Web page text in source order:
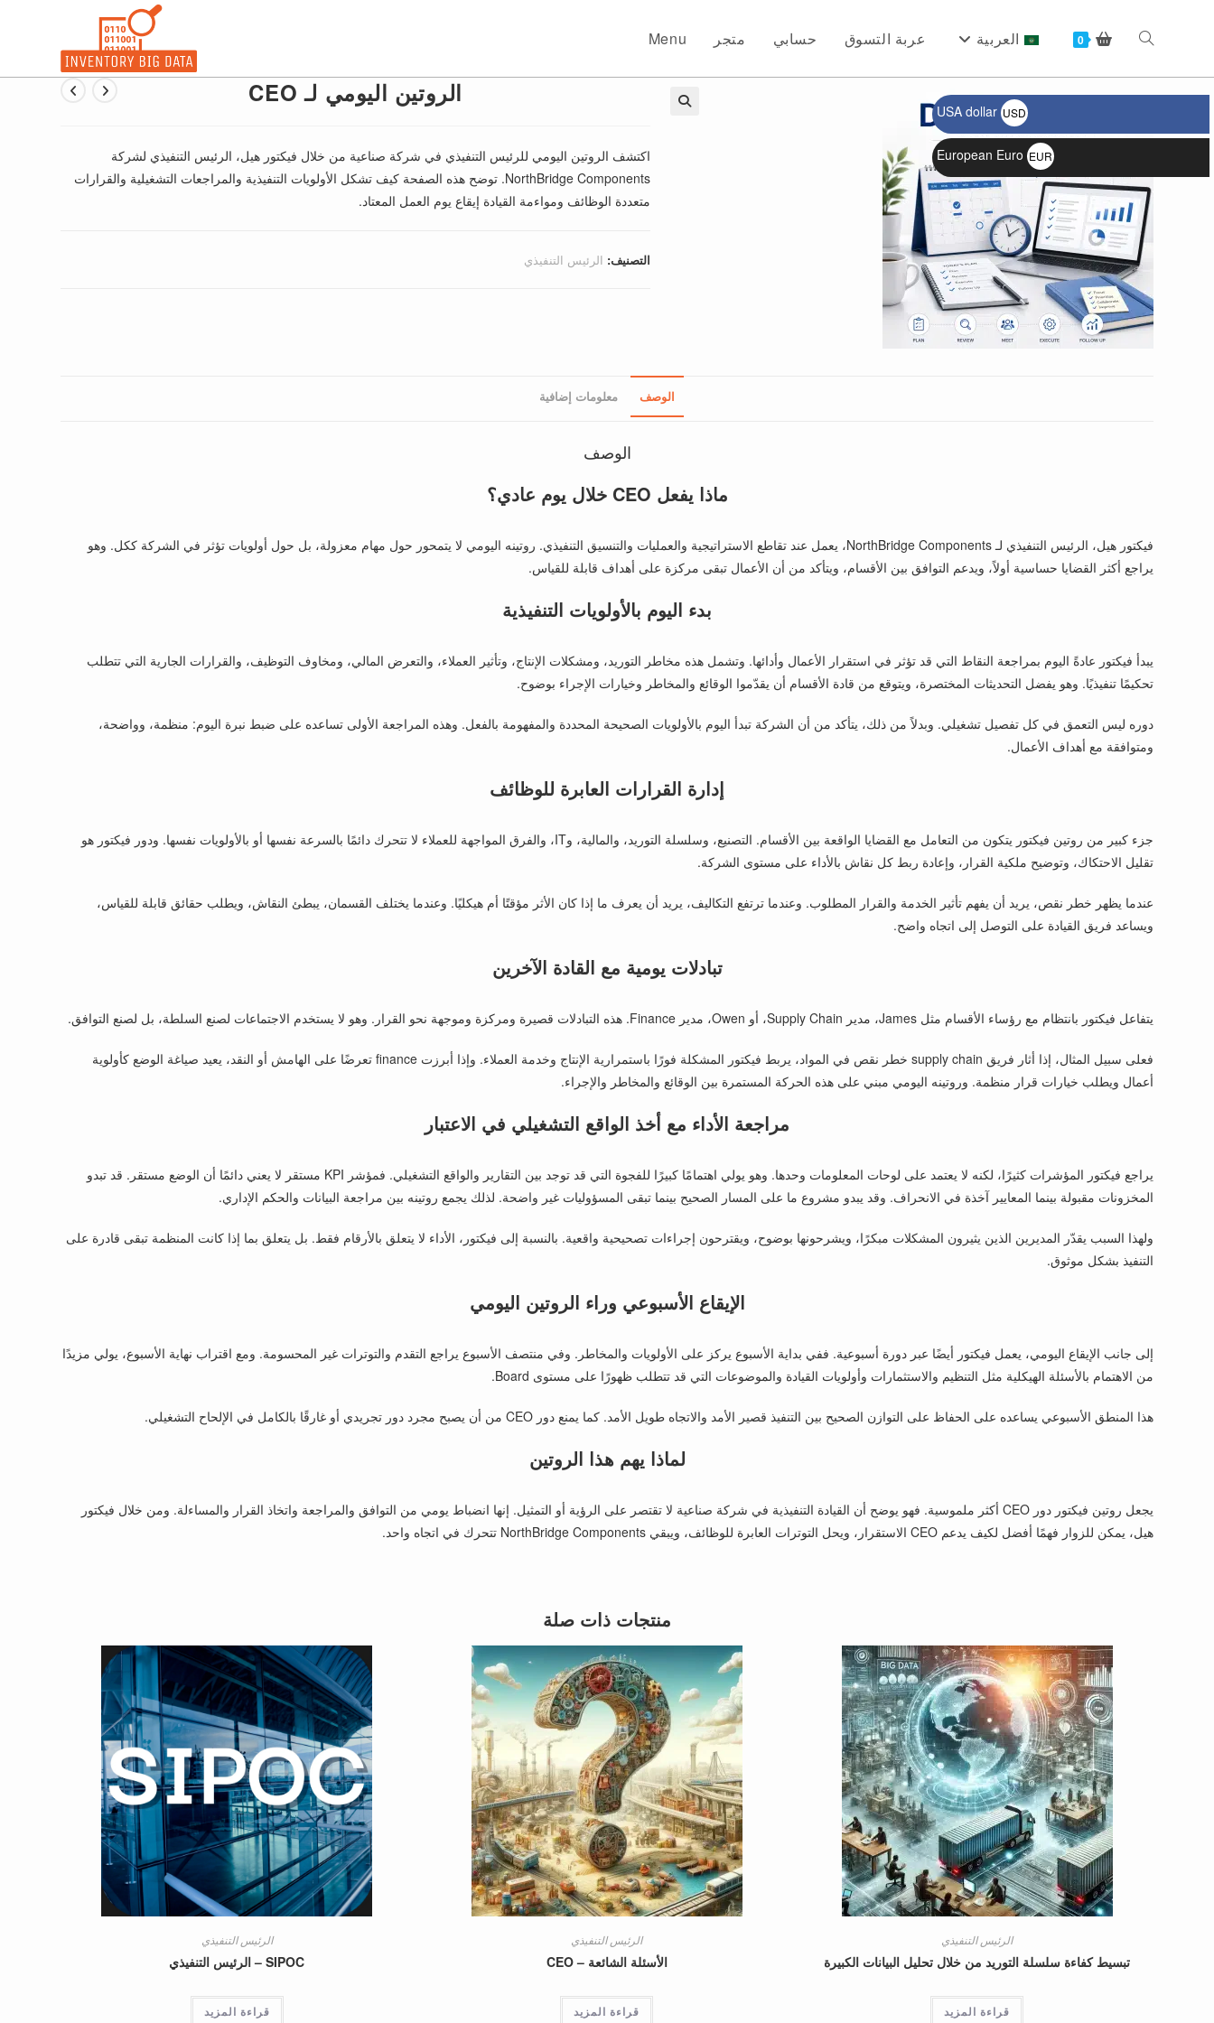
Menu متجر حسابي عربة التسوق العربية 0 Toggle
search
الروتين اليومي لـ CEO
اكتشف الروتين اليومي للرئيس التنفيذي في شركة صناعية من خلال فيكتور هيل، الرئيس التنفيذي لشركة
NorthBridge Components. توضح هذه الصفحة كيف تشكل الأولويات التنفيذية والمراجعات التشغيلية والقرارات
متعددة الوظائف ومواءمة القيادة إيقاع يوم العمل المعتاد.
التصنيف: الرئيس التنفيذي
الوصف معلومات إضافية
الوصف
ماذا يفعل CEO خلال يوم عادي؟
فيكتور هيل، الرئيس التنفيذي لـ NorthBridge Components، يعمل عند تقاطع الاستراتيجية والعمليات والتنسيق التنفيذي. روتينه اليومي لا يتمحور حول مهام معزولة، بل حول أولويات تؤثر في الشركة ككل. وهو
يراجع أكثر القضايا حساسية أولاً، ويدعم التوافق بين الأقسام، ويتأكد من أن الأعمال تبقى مركزة على أهداف قابلة للقياس.
بدء اليوم بالأولويات التنفيذية
يبدأ فيكتور عادةً اليوم بمراجعة النقاط التي قد تؤثر في استقرار الأعمال وأدائها. وتشمل هذه مخاطر التوريد، ومشكلات الإنتاج، وتأثير العملاء، والتعرض المالي، ومخاوف التوظيف، والقرارات الجارية التي تتطلب
تحكيمًا تنفيذيًا. وهو يفضل التحديثات المختصرة، ويتوقع من قادة الأقسام أن يقدّموا الوقائع والمخاطر وخيارات الإجراء بوضوح.
دوره ليس التعمق في كل تفصيل تشغيلي. وبدلاً من ذلك، يتأكد من أن الشركة تبدأ اليوم بالأولويات الصحيحة المحددة والمفهومة بالفعل. وهذه المراجعة الأولى تساعده على ضبط نبرة اليوم: منظمة، وواضحة،
ومتوافقة مع أهداف الأعمال.
إدارة القرارات العابرة للوظائف
جزء كبير من روتين فيكتور يتكون من التعامل مع القضايا الواقعة بين الأقسام. التصنيع، وسلسلة التوريد، والمالية، وIT، والفرق المواجهة للعملاء لا تتحرك دائمًا بالسرعة نفسها أو بالأولويات نفسها. ودور فيكتور هو
تقليل الاحتكاك، وتوضيح ملكية القرار، وإعادة ربط كل نقاش بالأداء على مستوى الشركة.
عندما يظهر خطر نقص، يريد أن يفهم تأثير الخدمة والقرار المطلوب. وعندما ترتفع التكاليف، يريد أن يعرف ما إذا كان الأثر مؤقتًا أم هيكليًا. وعندما يختلف القسمان، يبطئ النقاش، ويطلب حقائق قابلة للقياس،
ويساعد فريق القيادة على التوصل إلى اتجاه واضح.
تبادلات يومية مع القادة الآخرين
يتفاعل فيكتور بانتظام مع رؤساء الأقسام مثل James، مدير Supply Chain، أو Owen، مدير Finance. هذه التبادلات قصيرة ومركزة وموجهة نحو القرار. وهو لا يستخدم الاجتماعات لصنع السلطة، بل لصنع التوافق.
فعلى سبيل المثال، إذا أثار فريق supply chain خطر نقص في المواد، يربط فيكتور المشكلة فورًا باستمرارية الإنتاج وخدمة العملاء. وإذا أبرزت finance تعرضًا على الهامش أو النقد، يعيد صياغة الوضع كأولوية
أعمال ويطلب خيارات قرار منظمة. وروتينه اليومي مبني على هذه الحركة المستمرة بين الوقائع والمخاطر والإجراء.
مراجعة الأداء مع أخذ الواقع التشغيلي في الاعتبار
يراجع فيكتور المؤشرات كثيرًا، لكنه لا يعتمد على لوحات المعلومات وحدها. وهو يولي اهتمامًا كبيرًا للفجوة التي قد توجد بين التقارير والواقع التشغيلي. فمؤشر KPI مستقر لا يعني دائمًا أن الوضع مستقر. قد تبدو
المخزونات مقبولة بينما المعايير آخذة في الانحراف. وقد يبدو مشروع ما على المسار الصحيح بينما تبقى المسؤوليات غير واضحة. لذلك يجمع روتينه بين مراجعة البيانات والحكم الإداري.
ولهذا السبب يقدّر المديرين الذين يثيرون المشكلات مبكرًا، ويشرحونها بوضوح، ويقترحون إجراءات تصحيحية واقعية. بالنسبة إلى فيكتور، الأداء لا يتعلق بالأرقام فقط. بل يتعلق بما إذا كانت المنظمة تبقى قادرة على
التنفيذ بشكل موثوق.
الإيقاع الأسبوعي وراء الروتين اليومي
إلى جانب الإيقاع اليومي، يعمل فيكتور أيضًا عبر دورة أسبوعية. ففي بداية الأسبوع يركز على الأولويات والمخاطر. وفي منتصف الأسبوع يراجع التقدم والتوترات غير المحسومة. ومع اقتراب نهاية الأسبوع، يولي مزيدًا
من الاهتمام بالأسئلة الهيكلية مثل التنظيم والاستثمارات وأولويات القيادة والموضوعات التي قد تتطلب ظهورًا على مستوى Board.
هذا المنطق الأسبوعي يساعده على الحفاظ على التوازن الصحيح بين التنفيذ قصير الأمد والاتجاه طويل الأمد. كما يمنع دور CEO من أن يصبح مجرد دور تجريدي أو غارقًا بالكامل في الإلحاح التشغيلي.
لماذا يهم هذا الروتين
يجعل روتين فيكتور دور CEO أكثر ملموسية. فهو يوضح أن القيادة التنفيذية في شركة صناعية لا تقتصر على الرؤية أو التمثيل. إنها انضباط يومي من التوافق والمراجعة واتخاذ القرار والمساءلة. ومن خلال فيكتور
هيل، يمكن للزوار فهمًا أفضل لكيف يدعم CEO الاستقرار، ويحل التوترات العابرة للوظائف، ويبقي NorthBridge Components تتحرك في اتجاه واحد.
منتجات ذات صلة
الرئيس التنفيذي
SIPOC – الرئيس التنفيذي
قراءة المزيد
الرئيس التنفيذي
الأسئلة الشائعة – CEO
قراءة المزيد
الرئيس التنفيذي
تبسيط كفاءة سلسلة التوريد من خلال تحليل البيانات الكبيرة
قراءة المزيد
USD
$
EUR
€